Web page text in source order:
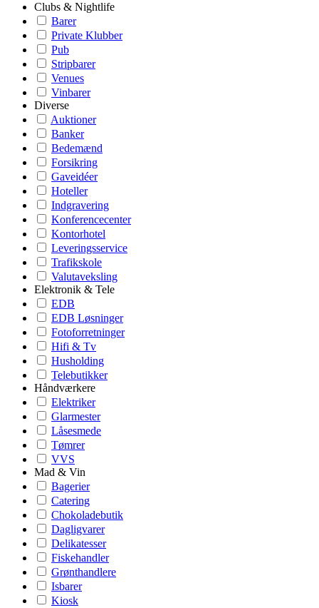
Clubs & Nightlife
Barer
Private Klubber
Pub
Stripbarer
Venues
Vinbarer
Diverse
Auktioner
Banker
Bedemænd
Forsikring
Gaveidéer
Hoteller
Indgravering
Konferencecenter
Kontorhotel
Leveringsservice
Trafikskole
Valutaveksling
Elektronik & Tele
EDB
EDB Løsninger
Fotoforretninger
Hifi & Tv
Husholding
Telebutikker
Håndværkere
Elektriker
Glarmester
Låsesmede
Tømrer
VVS
Mad & Vin
Bagerier
Catering
Chokoladebutik
Dagligvarer
Delikatesser
Fiskehandler
Grønthandlere
Isbarer
Kiosk